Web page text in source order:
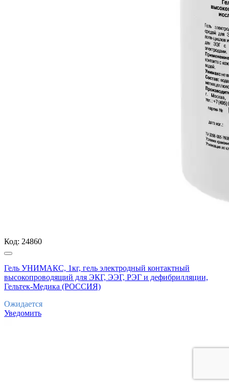
Код: 24860
Гель УНИМАКС, 1кг, гель электродный контактный
высокопроводящий для ЭКГ, ЭЭГ, РЭГ и дефибрилляции,
Гельтек-Медика (РОССИЯ)
Ожидается
Уведомить